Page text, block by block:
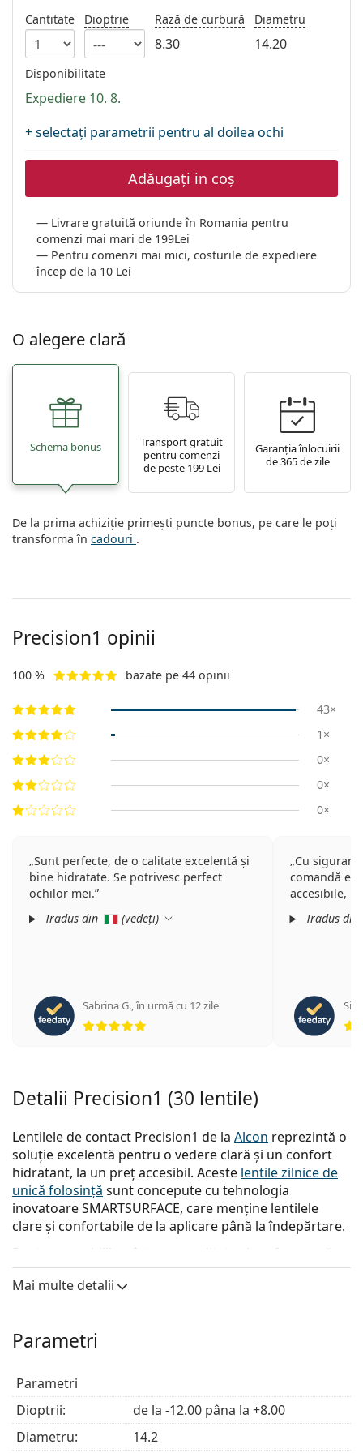
Toate mărcile
Persol
Prada
Toate mărcile
Cantitate Dioptrie Rază de curbură
8.30
Diametru
14.20
Disponibilitate
Expediere 10. 8.
+ selectați parametrii pentru al doilea ochi
Adăugați in coș
Livrare gratuită oriunde în Romania pentru
comenzi mai mari de 199Lei
Pentru comenzi mai mici, costurile de expediere
încep de la 10 Lei
O alegere clară
Schema bonus
Transport gratuit
pentru comenzi
de peste 199 Lei
Garanția înlocuirii
de 365 de zile
De la prima achiziție primești puncte bonus, pe care le poți
transforma în cadouri .
Precision1 opinii
100 % bazate pe 44 opinii
43×
1×
0×
0×
0×
Sunt perfecte, de o calitate excelentă și
bine hidratate. Se potrivesc perfect
ochilor mei.
Tradus din
(vedeți)
Sabrina G.,în urmă cu 12 zile
Cu
comandă
accesibile,
Tradus din
Detalii Precision1 (30 lentile)
Lentilele de contact Precision1 de la Alcon reprezintă o
soluție excelentă pentru o vedere clară și un confort
hidratant, la un preț accesibil. Aceste lentile zilnice de
unică folosință sunt concepute cu tehnologia
inovatoare SMARTSURFACE, care menține lentilele
clare și confortabile de la aplicare până la îndepărtare.
Pentru un echilibru între comoditate și performanță,
lentilele Precision1sunt o alegere de încredere pentru
mulți utilizatori.
Beneficii principale
Fiabilitate pe tot parcursul zilei
SMARTSURFACE menține un nivel de umiditate de
51% în nucleul lentilei și peste 80% la suprafață,
oferind un strat suplimentar de hidratare pentru o
vedere clară până la îndepărtare.
Mai multe detalii
Parametri
Parametri
Dioptrii:
de la -12.00 pâna la +8.00
Diametru:
14.2